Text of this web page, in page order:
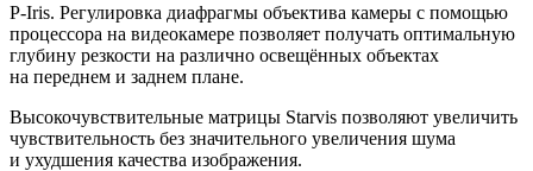
P-Iris. Регулировка диафрагмы объектива камеры с помощью
процессора на видеокамере позволяет получать оптимальную
глубину резкости на различно освещённых объектах
на переднем и заднем плане.
Высокочувствительные матрицы Starvis позволяют увеличить
чувствительность без значительного увеличения шума
и ухудшения качества изображения.